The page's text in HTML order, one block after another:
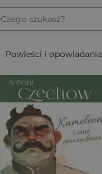
Czego szukasz?
Powieści i opowiadania